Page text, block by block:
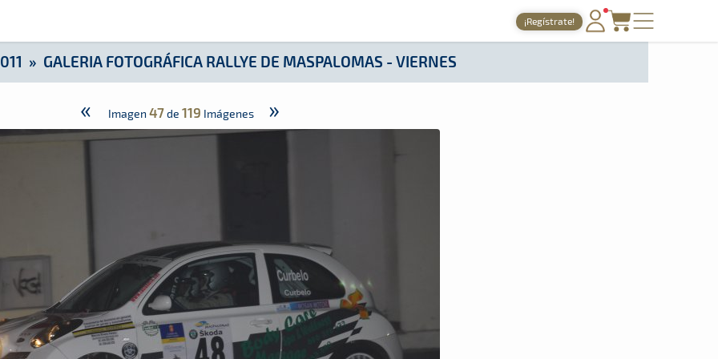
¡Regístrate!
TIEMPOS ONLINE
- Viernes
» GALERIA FOTOGRÁFICA RALLYE DE MASPALOMAS - VIERNES
« Imagen 47de 119 Imágenes »